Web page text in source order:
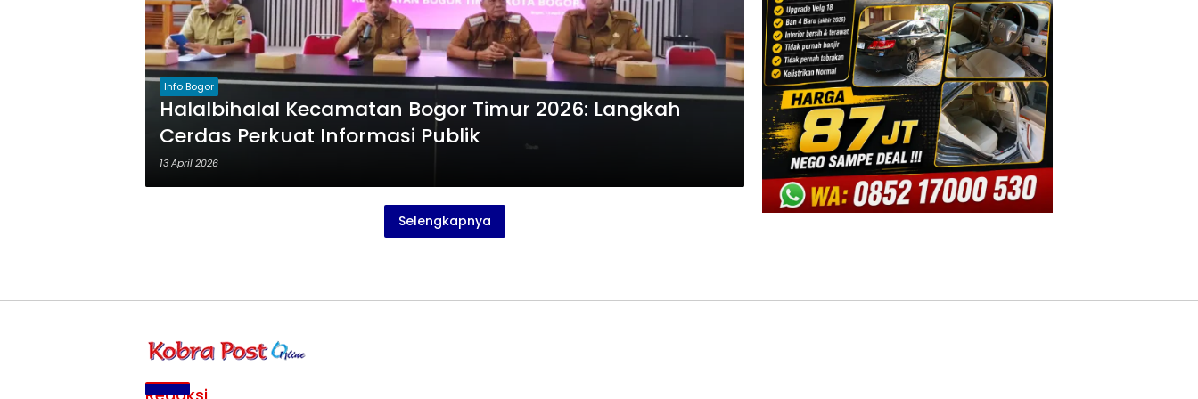
Info Bogor
Halalbihalal Kecamatan Bogor Timur 2026: Langkah
Cerdas Perkuat Informasi Publik
13 April 2026
Selengkapnya